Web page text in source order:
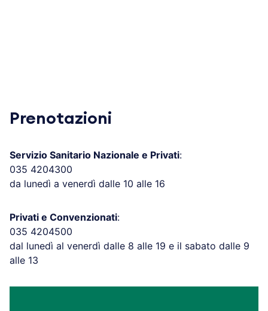
Prenotazioni
Servizio Sanitario Nazionale e Privati:
035 4204300
da lunedì a venerdì dalle 10 alle 16
Privati e Convenzionati:
035 4204500
dal lunedì al venerdì dalle 8 alle 19 e il sabato dalle 9
alle 13